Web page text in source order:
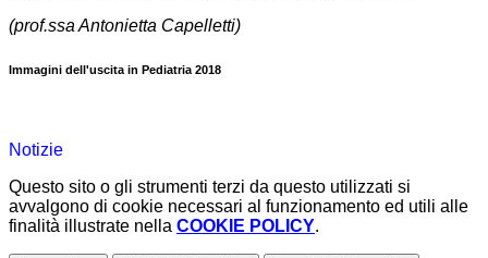
(prof.ssa Antonietta Capelletti)
Immagini dell'uscita in Pediatria 2018
Notizie
Questo sito o gli strumenti terzi da questo utilizzati si
avvalgono di cookie necessari al funzionamento ed utili alle
finalità illustrate nella COOKIE POLICY.